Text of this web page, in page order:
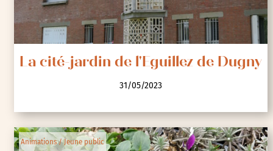
La cité-jardin de l'Eguillez de Dugny
31/05/2023
Animations / Jeune public